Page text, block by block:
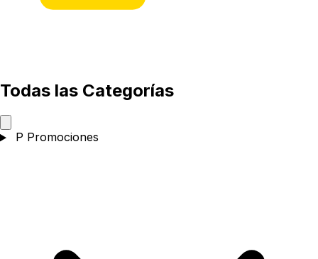
Todas las Categorías
P Promociones